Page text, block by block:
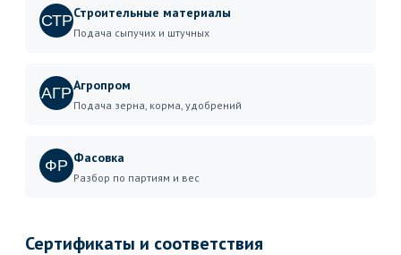
СТРСтроительные материалы
Подача сыпучих и штучных
АГРАгропром
Подача зерна, корма, удобрений
ФР Фасовка
Разбор по партиям и вес
Сертификаты и соответствия